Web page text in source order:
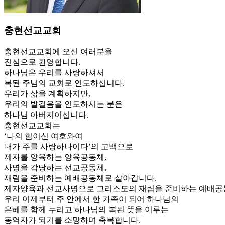
충현선교교회
충현선교교회에 오신 여러분을
진심으로 환영합니다.
하나님은 우리를 사랑하셔서
복된 주님의 교회로 인도하십니다.
우리가 삶을 계획하지만,
우리의 발걸음을 인도하시는 분은
하나님 아버지이십니다.
충현선교교회는
‘나의 힘이신 여호와여
내가 주를 사랑하나이다’의 고백으로
제자를 양육하는 양육공동체,
사명을 감당하는 선교공동체,
재림을 준비하는 예배공동체로 살아갑니다.
제자양육과 선교사명으로 그리스도의 재림을 준비하는 예배공
우리 이제부터 주 안에서 한 가족이 되어 하나님의
은혜를 함께 누리고 하나님의 복된 뜻을 이루는
동역자가 되기를 소망하며 축복합니다.